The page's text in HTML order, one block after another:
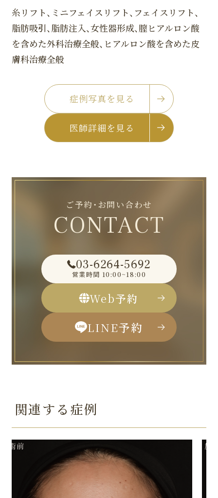
糸リフト、ミニフェイスリフト、フェイスリフト、
脂肪吸引、脂肪注入、女性器形成、膣ヒアルロン酸
を含めた外科治療全般、ヒアルロン酸を含めた皮
膚科治療全般
症例写真を見る
医師詳細を見る
ご予約・お問い合わせ
CONTACT
03-6264-5692
営業時間 10:00~18:00
Web予約
LINE予約
関連する症例